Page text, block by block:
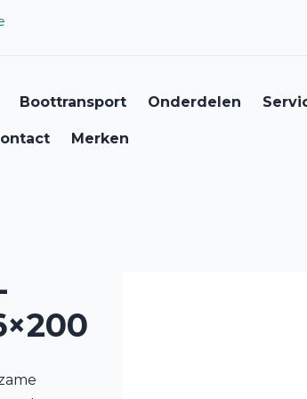
Boottransport Onderdelen
Merken